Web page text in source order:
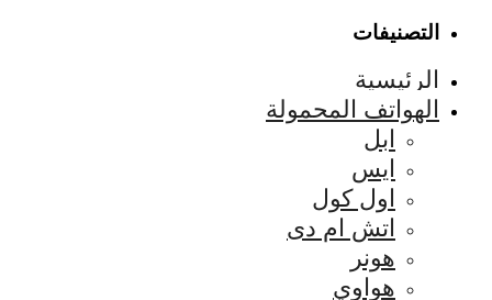
التصنيفات
الرئيسية
الهواتف المحمولة
ابل
ايس
اول كول
اتش ام دى
هونر
هواوي